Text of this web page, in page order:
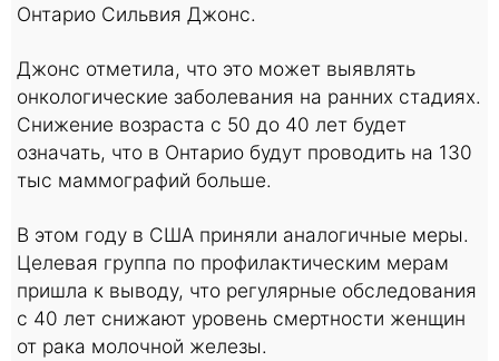
Онтарио Сильвия Джонс.
Джонс отметила, что это может выявлять
онкологические заболевания на ранних стадиях.
Снижение возраста с 50 до 40 лет будет
означать, что в Онтарио будут проводить на 130
тыс маммографий больше.
В этом году в США приняли аналогичные меры.
Целевая группа по профилактическим мерам
пришла к выводу, что регулярные обследования
с 40 лет снижают уровень смертности женщин
от рака молочной железы.